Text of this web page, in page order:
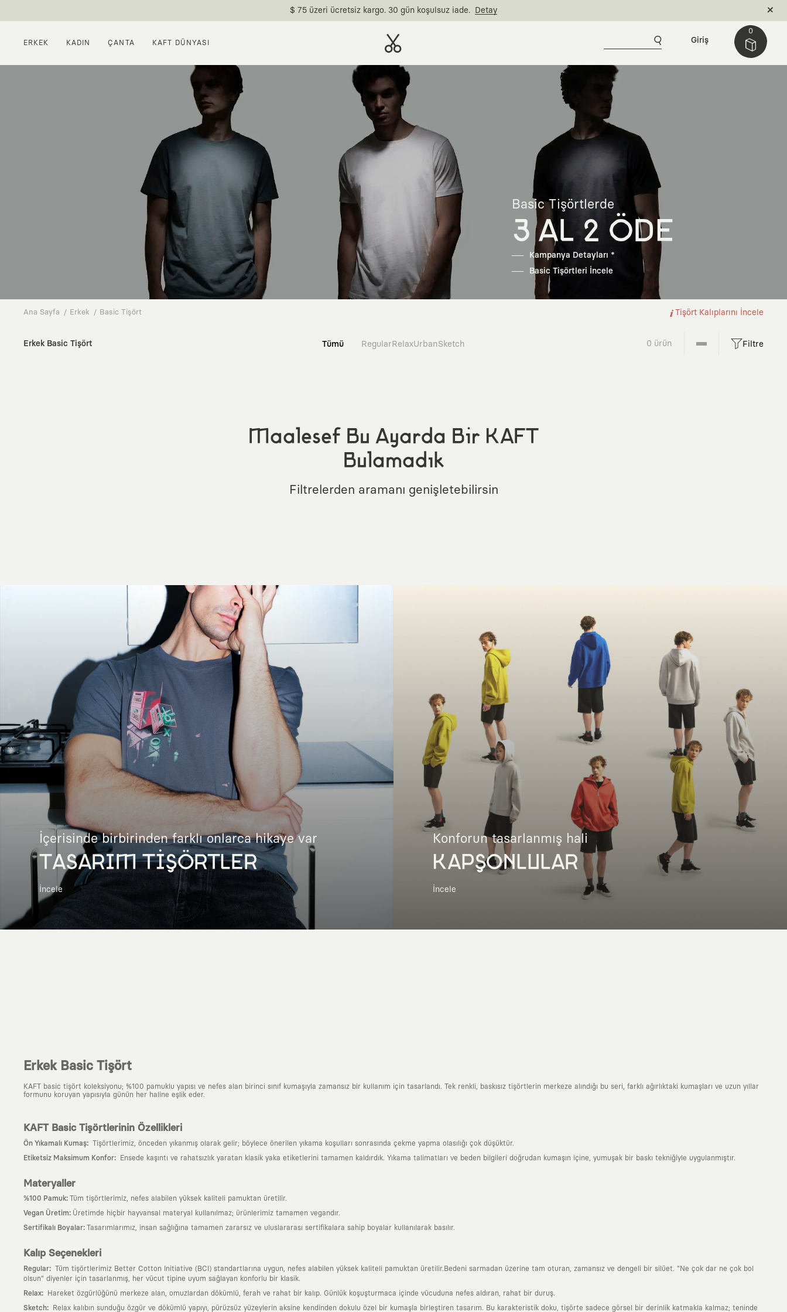
$ 75 üzeri ücretsiz kargo. 30 gün koşulsuz iade. Detay
ERKEK KADIN ÇANTA KAFT DÜNYASI
0
Giriş
Basic Tişörtlerde
3 AL 2 ÖDE
Kampanya Detayları *
Basic Tişörtleri İncele
Ana Sayfa Erkek Basic Tişört Tişört Kalıplarını İncele
Erkek Basic Tişört Tümü RegularRelaxUrbanSketch 0 ürün Filtre
Maalesef Bu Ayarda Bir KAFT
Bulamadık
Filtrelerden aramanı genişletebilirsin
İçerisinde birbirinden farklı onlarca hikaye var
TASARIM TİŞÖRTLER
İncele
Konforun tasarlanmış hali
KAPŞONLULAR
İncele
Erkek Basic Tişört
KAFT basic tişört koleksiyonu; %100 pamuklu yapısı ve nefes alan birinci sınıf kumaşıyla zamansız bir kullanım için tasarlandı. Tek renkli, baskısız tişörtlerin merkeze alındığı bu seri, farklı ağırlıktaki kumaşları ve uzun yıllar
formunu koruyan yapısıyla günün her haline eşlik eder.
KAFT Basic Tişörtlerinin Özellikleri
Ön Yıkamalı Kumaş: Tişörtlerimiz, önceden yıkanmış olarak gelir; böylece önerilen yıkama koşulları sonrasında çekme yapma olasılığı çok düşüktür.
Etiketsiz Maksimum Konfor: Ensede kaşıntı ve rahatsızlık yaratan klasik yaka etiketlerini tamamen kaldırdık. Yıkama talimatları ve beden bilgileri doğrudan kumaşın içine, yumuşak bir baskı tekniğiyle uygulanmıştır.
Materyaller
%100 Pamuk: Tüm tişörtlerimiz, nefes alabilen yüksek kaliteli pamuktan üretilir.
Vegan Üretim: Üretimde hiçbir hayvansal materyal kullanılmaz; ürünlerimiz tamamen vegandır.
Sertifikalı Boyalar: Tasarımlarımız, insan sağlığına tamamen zararsız ve uluslararası sertifikalara sahip boyalar kullanılarak basılır.
Kalıp Seçenekleri
Regular: Tüm tişörtlerimiz Better Cotton Initiative (BCI) standartlarına uygun, nefes alabilen yüksek kaliteli pamuktan üretilir.Bedeni sarmadan üzerine tam oturan, zamansız ve dengeli bir silüet. "Ne çok dar ne çok bol
olsun" diyenler için tasarlanmış, her vücut tipine uyum sağlayan konforlu bir klasik.
Relax: Hareket özgürlüğünü merkeze alan, omuzlardan dökümlü, ferah ve rahat bir kalıp. Günlük koşuşturmaca içinde vücuduna nefes aldıran, rahat bir duruş.
Sketch:
Relax kalıbın sunduğu özgür ve dökümlü yapıyı, pürüzsüz yüzeylerin aksine kendinden dokulu özel bir kumaşla birleştiren tasarım. Bu karakteristik doku, tişörte sadece görsel bir derinlik katmakla kalmaz; teninde